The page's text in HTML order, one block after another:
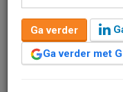
Redactie 31
3W real estate,
van winkelcentrum
Ga verder
Ga verder met